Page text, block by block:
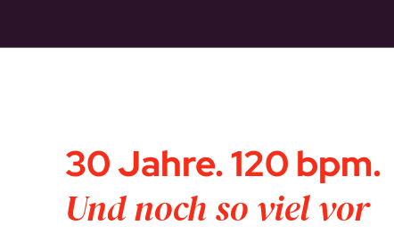
30 Jahre. 120 bpm.
Und noch so viel vor